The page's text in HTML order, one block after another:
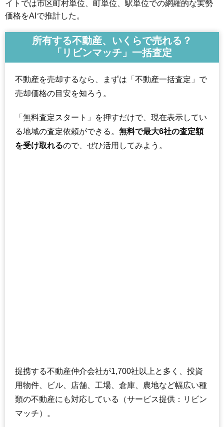
イトでは市区町村単位、町単位、駅単位での網羅的な実勢
価格をAIで推計した。
所有する不動産、いくらで売れる？
「リビンマッチ」一括査定
不動産を売却するなら、まずは「不動産一括査定」で
売却価格の目安を知ろう。
「無料査定スタート」を押すだけで、現在表示してい
る地域の査定依頼ができる。 無料で最大6社の査定額
を受け取れるので、ぜひ活用してみよう。
提携する不動産仲介会社が1,700社以上と多く、投資
用物件、ビル、店舗、工場、倉庫、農地など幅広い種
類の不動産にも対応している（サービス提供：リビン
マッチ）。